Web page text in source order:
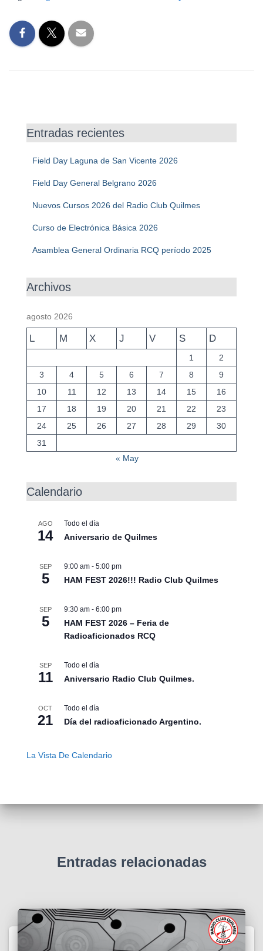
Entradas recientes
Field Day Laguna de San Vicente 2026
Field Day General Belgrano 2026
Nuevos Cursos 2026 del Radio Club Quilmes
Curso de Electrónica Básica 2026
Asamblea General Ordinaria RCQ período 2025
Archivos
agosto 2026
L M X J V S D
1
2
3
4 5 6 7 8
9
10
11 12 13 14 15
16
17
18 19 20 21 22
23
24
25 26 27 28 29
30
31
« May
Calendario
AGO
14
Todo el día
Aniversario de Quilmes
SEP
5
9:00 am - 5:00 pm
HAM FEST 2026!!! Radio Club Quilmes
SEP
5
9:30 am - 6:00 pm
HAM FEST 2026 – Feria de
Radioaficionados RCQ
SEP
11
Todo el día
Aniversario Radio Club Quilmes.
OCT
21
Todo el día
Día del radioaficionado Argentino.
La Vista De Calendario
Entradas relacionadas